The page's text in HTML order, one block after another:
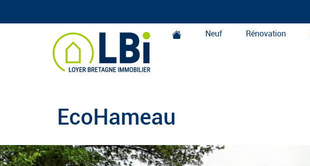
Loyer Bretagne Immobilier Neuf Rénovation
EcoHameau